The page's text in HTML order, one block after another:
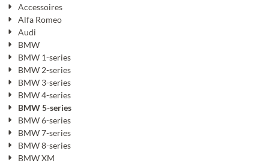
Accessoires
Alfa Romeo
Audi
BMW
BMW 1-series
BMW 2-series
BMW 3-series
BMW 4-series
BMW 5-series
BMW 6-series
BMW 7-series
BMW 8-series
BMW XM